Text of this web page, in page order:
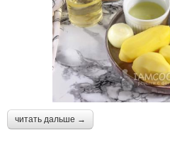
читать дальше →